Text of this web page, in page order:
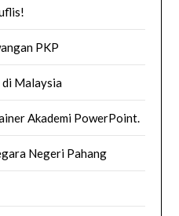
PKP
Malaysia
Akademi PowerPoint.
Negeri Pahang